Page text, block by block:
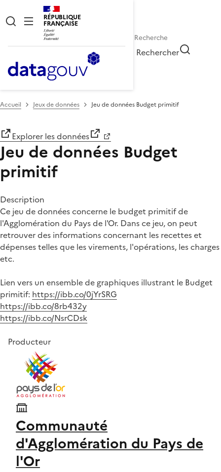
RÉPUBLIQUE
FRANÇAISE
Rechercher
Accueil Jeux de données Jeu de données Budget primitif
Explorer les données
Jeu de données Budget
primitif
Description
Ce jeu de données concerne le budget primitif de
l'Agglomération du Pays de l'Or. Dans ce jeu, on peut
retrouver des informations concernant les recettes et
dépenses telles que les virements, l'opérations, les charges
etc.
Lien vers un ensemble de graphiques illustrant le Budget
primitif: https://ibb.co/0jYrSRG
https://ibb.co/8rb432y
https://ibb.co/NsrCDsk
Producteur
Communauté
d'Agglomération du Pays de
l'Or